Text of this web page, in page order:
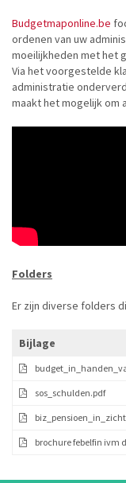
Budgetmaponline.be
ordenen van uw
moeilijkheden met het
Via het voorgestelde
administratie
maakt het mogelijk om
Folders
Er zijn diverse folders
Bijlage
sos_schulden.pdf
brochure febelfin ivm